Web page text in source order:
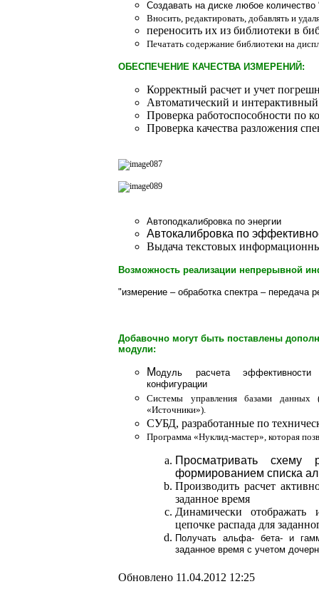
Создавать на диске любое количество
Вносить, редактировать, добавлять и
переносить их из библиотеки в
Печатать содержание библиотеки на
ОБЕСПЕЧЕНИЕ КАЧЕСТВА ИЗМЕРЕНИЙ:
Корректный расчет и учет
Автоматический и
Проверка работоспособности по
Проверка качества разложения
Автоподкалибровка по энергии
Автокалибровка по
Выдача текстовых
Возможность реализации непрерывной
"измерение – обработка спектра – передача
Добавочно могут быть поставлены
модули:
Модуль расчета
конфигурации
Системы управления базами данных
«Источники»).
СУБД, разработанные по
Программа «Нуклид-мастер», которая
Просматривать схему
формированием списка
Производить расчет
заданное время
Динамически отображать
цепочке распада для
Получать альфа- бета- и
заданное время с учетом
Обновлено 11.04.2012 12:25